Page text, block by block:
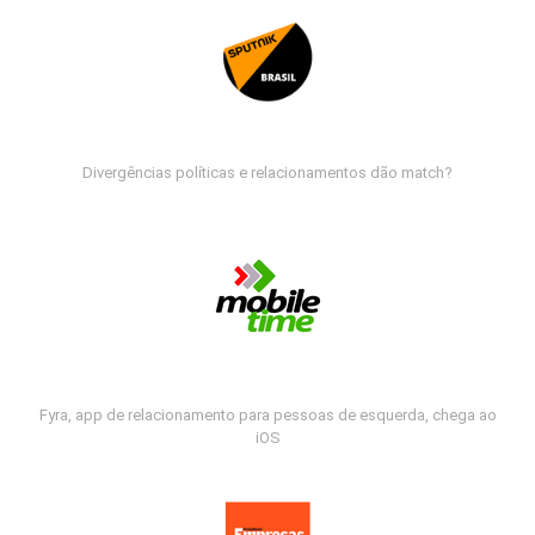
Divergências políticas e relacionamentos dão match?
Fyra, app de relacionamento para pessoas de esquerda, chega ao
iOS